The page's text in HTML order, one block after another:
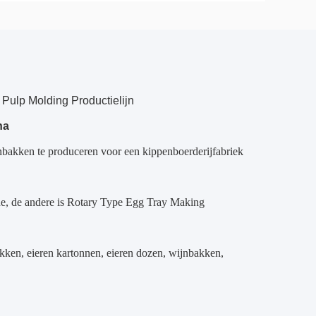
Molding Productielijn
te produceren voor een kippenboerderijfabriek
de andere is Rotary Type Egg Tray Making
eieren kartonnen, eieren dozen, wijnbakken,